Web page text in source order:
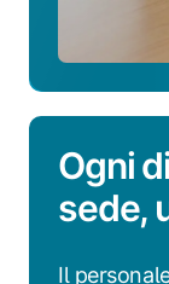
Ogni
sede,
Il